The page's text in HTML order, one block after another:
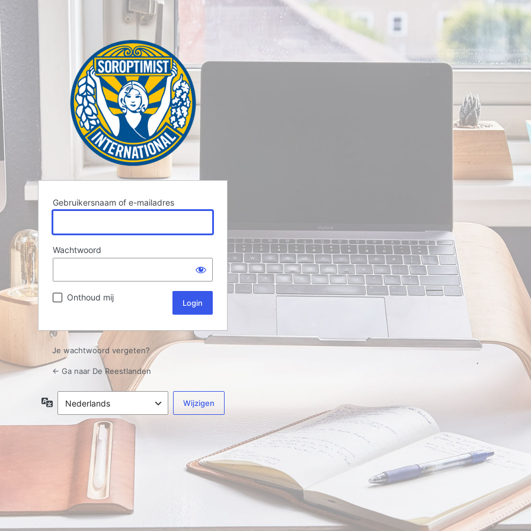
Gebruikersnaam of e-mailadres
Wachtwoord
Onthoud mij
Je wachtwoord vergeten?
← Ga naar De Reestlanden
Taal